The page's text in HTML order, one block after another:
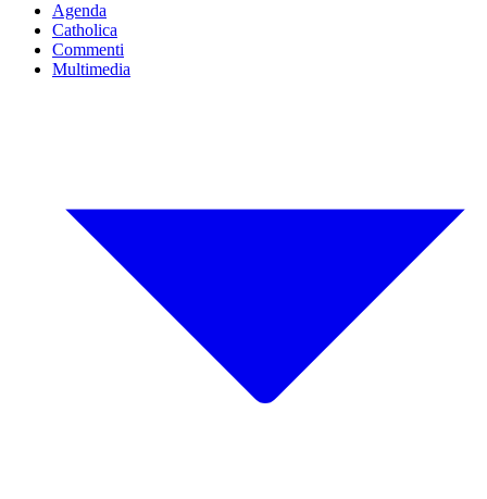
Agenda
Catholica
Commenti
Multimedia